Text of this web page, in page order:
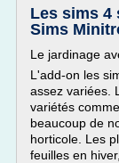
Les sims 4
Sims
Le jardinage
L'add-on les
assez variées.
variétés
beaucoup de
horticole. Les
feuilles en